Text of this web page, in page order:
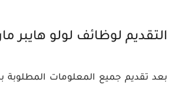
التقديم لوظائف لولو هايبر
بعد تقديم جميع المعلومات المطلوبة